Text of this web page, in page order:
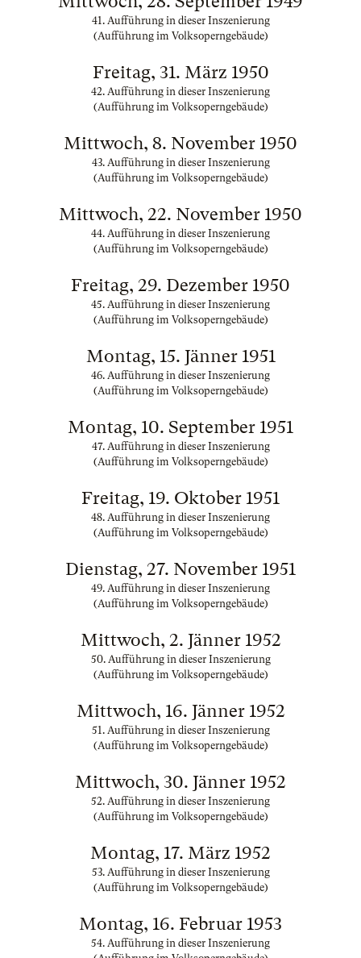
41. Aufführung in dieser Inszenierung
(Aufführung im Volksoperngebäude)
Freitag, 31. März 1950
42. Aufführung in dieser Inszenierung
(Aufführung im Volksoperngebäude)
Mittwoch, 8. November 1950
43. Aufführung in dieser Inszenierung
(Aufführung im Volksoperngebäude)
Mittwoch, 22. November 1950
44. Aufführung in dieser Inszenierung
(Aufführung im Volksoperngebäude)
Freitag, 29. Dezember 1950
45. Aufführung in dieser Inszenierung
(Aufführung im Volksoperngebäude)
Montag, 15. Jänner 1951
46. Aufführung in dieser Inszenierung
(Aufführung im Volksoperngebäude)
Montag, 10. September 1951
47. Aufführung in dieser Inszenierung
(Aufführung im Volksoperngebäude)
Freitag, 19. Oktober 1951
48. Aufführung in dieser Inszenierung
(Aufführung im Volksoperngebäude)
Dienstag, 27. November 1951
49. Aufführung in dieser Inszenierung
(Aufführung im Volksoperngebäude)
Mittwoch, 2. Jänner 1952
50. Aufführung in dieser Inszenierung
(Aufführung im Volksoperngebäude)
Mittwoch, 16. Jänner 1952
51. Aufführung in dieser Inszenierung
(Aufführung im Volksoperngebäude)
Mittwoch, 30. Jänner 1952
52. Aufführung in dieser Inszenierung
(Aufführung im Volksoperngebäude)
Montag, 17. März 1952
53. Aufführung in dieser Inszenierung
(Aufführung im Volksoperngebäude)
Montag, 16. Februar 1953
54. Aufführung in dieser Inszenierung